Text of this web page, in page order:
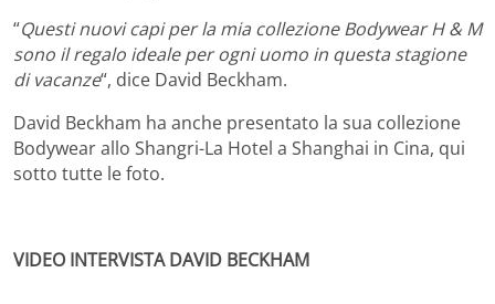
“Questi nuovi capi per la mia collezione Bodywear H & M
sono il regalo ideale per ogni uomo in questa stagione
di vacanze“, dice David Beckham.
David Beckham ha anche presentato la sua collezione
Bodywear allo Shangri-La Hotel a Shanghai in Cina, qui
sotto tutte le foto.
VIDEO INTERVISTA DAVID BECKHAM